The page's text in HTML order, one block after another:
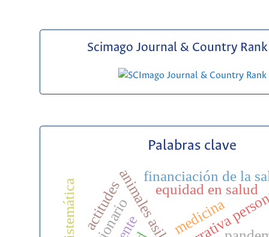
Scimago Journal & Country Rank
Palabras clave
narrativa
equidad en salud
actitudes medicina
financiación de la